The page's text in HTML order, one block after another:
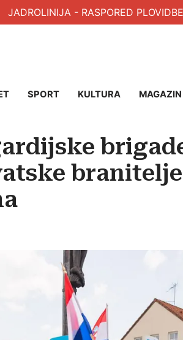
JADROLINIJA - RASPORED PLOVIDBE
SPORT KULTURA MAGAZIN